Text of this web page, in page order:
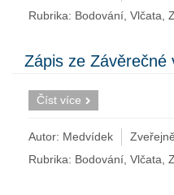
Rubrika: Bodování,Vlčata,
Zápis ze Závěrečné
Číst více
Autor: Medvídek
Rubrika: Bodování,Vlčata,